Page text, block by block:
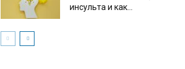
инсульта и как...